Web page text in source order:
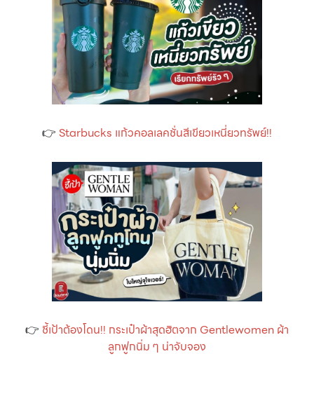
👉 Starbucks แก้วคอลเลคชั่นสีเขียวเหนี่ยวทรัพย์!!
👉 ชี้เป้าต้องโดน!! กระเป๋าผ้าสุดฮิตจาก Gentlewomen ผ้า
ลูกฟูกนิ่ม ๆ น่าจับจอง